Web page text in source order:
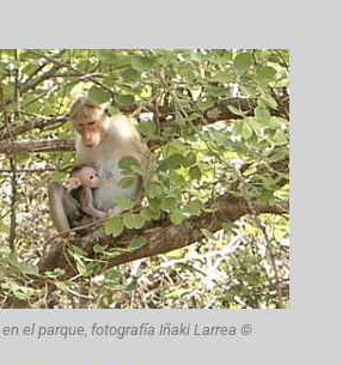
el parque, fotografía Iñaki Larrea ©